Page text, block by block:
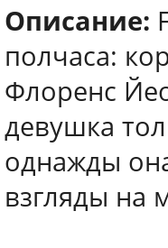
Описание:
полчаса:
Флоренс
девушка
однажды
взгляды на